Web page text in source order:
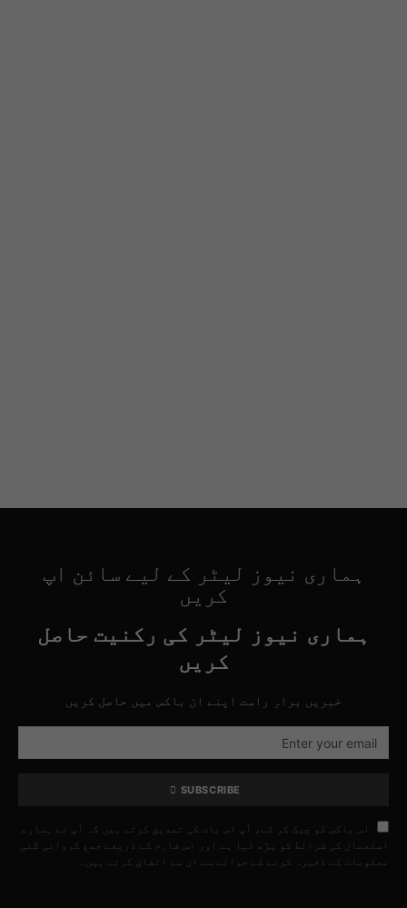
ہماری نیوز لیٹر کے لیے سائن اپ
کریں
ہماری نیوز لیٹر کی رکنیت حاصل
کریں
خبریں براہِ راست اپنے ان باکس میں حاصل کریں
SUBSCRIBE
اس باکس کو چیک کر کے، آپ اس بات کی تصدیق کرتے ہیں کہ آپ نے ہمارے
استعمال کی شرائط کو پڑھ لیا ہے اور اس فارم کے ذریعے جمع کروائی گئی
معلومات کے ذخیرہ کرنے کے حوالے سے ان سے اتفاق کرتے ہیں۔